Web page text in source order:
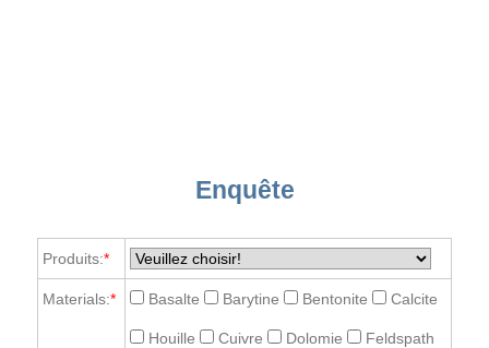
Enquête
Produits:*
Materials:* Basalte Barytine Bentonite Calcite
Houille Cuivre Dolomie Feldspath